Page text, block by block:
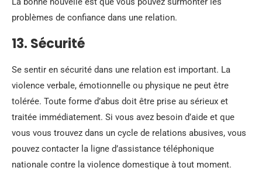
problèmes de confiance dans une relation.
13. Sécurité
Se sentir en sécurité dans une relation est important. La
violence verbale, émotionnelle ou physique ne peut être
tolérée. Toute forme d’abus doit être prise au sérieux et
traitée immédiatement. Si vous avez besoin d’aide et que
vous vous trouvez dans un cycle de relations abusives, vous
pouvez contacter la ligne d’assistance téléphonique
nationale contre la violence domestique à tout moment.